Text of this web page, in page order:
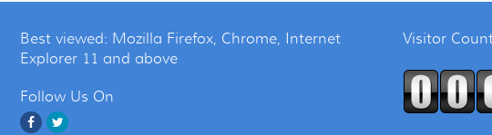
Best viewed: Mozilla Firefox, Chrome, Internet
Explorer 11 and above
Follow Us On
Visitor